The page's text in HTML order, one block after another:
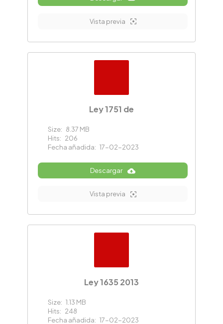
Vista previa
Ley 1751 de
Size: 8.37 MB
Hits: 206
Fecha añadida: 17-02-2023
Descargar
Vista previa
Ley 1635 2013
Size: 1.13 MB
Hits: 248
Fecha añadida: 17-02-2023